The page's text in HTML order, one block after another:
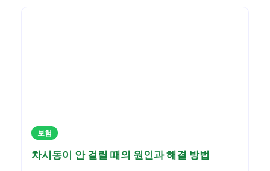
보험
차시동이 안 걸릴 때의 원인과 해결 방법